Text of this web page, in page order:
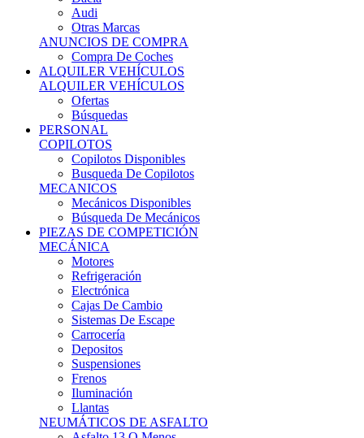
Otras Marcas
ANUNCIOS DE COMPRA
Compra De Coches
ALQUILER VEHÍCULOS
ALQUILER VEHÍCULOS
Ofertas
Búsquedas
PERSONAL
COPILOTOS
Copilotos Disponibles
Busqueda De Copilotos
MECANICOS
Mecánicos Disponibles
Búsqueda De Mecánicos
PIEZAS DE COMPETICIÓN
MECÁNICA
Motores
Refrigeración
Electrónica
Cajas De Cambio
Sistemas De Escape
Carrocería
Depositos
Suspensiones
Frenos
Iluminación
Llantas
NEUMÁTICOS DE ASFALTO
Asfalto 13 O Menos
Asfalto 14p